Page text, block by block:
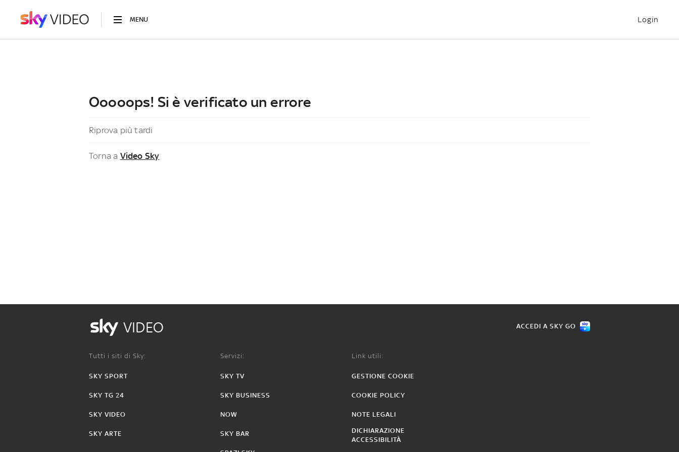
MENU Login
Ooooops! Si è verificato un errore
Riprova più tardi
Torna a Video Sky
VIDEO ACCEDI A SKY GO
Tutti i siti di Sky:
SKY SPORT
SKY TG 24
SKY VIDEO
SKY ARTE
Servizi:
SKY TV
SKY BUSINESS
NOW
SKY BAR
Link utili:
GESTIONE COOKIE
COOKIE POLICY
NOTE LEGALI
DICHIARAZIONE
ACCESSIBILITÀ